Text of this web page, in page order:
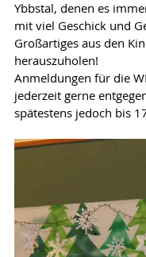
Ybbstal, denen es
mit viel Geschick und
Großartiges aus den
herauszuholen!
Anmeldungen für die
jederzeit gerne
spätestens jedoch bis